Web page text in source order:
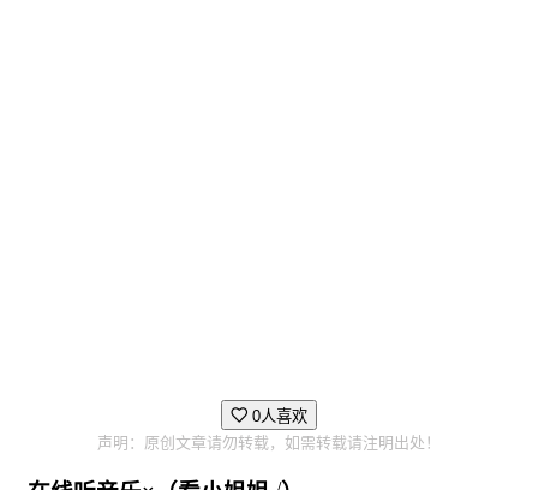
0人喜欢
声明：原创文章请勿转载，如需转载请注明出处！